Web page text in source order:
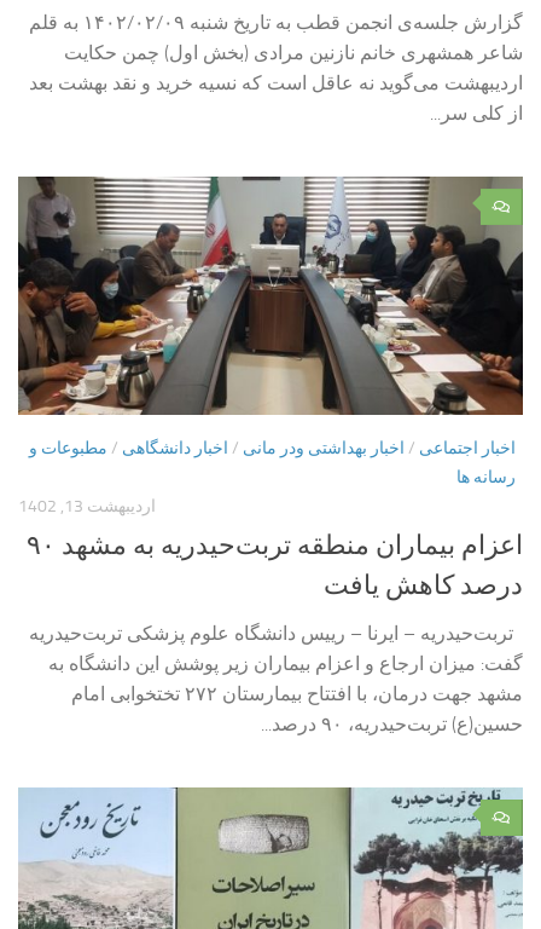
گزارش جلسه‌ی انجمن قطب به تاریخ شنبه ۱۴۰۲/۰۲/۰۹ به قلم
شاعر همشهری خانم نازنین مرادی (بخش اول) چمن حکایت
اردیبهشت می‌گوید نه عاقل است که نسیه خرید و نقد بهشت بعد
از کلی سر...
۰
اخبار اجتماعی / اخبار بهداشتی ودر مانی / اخبار دانشگاهی / مطبوعات و
رسانه ها
اردیبهشت 13, 1402
اعزام بیماران منطقه تربت‌حیدریه به مشهد ۹۰
درصد کاهش یافت
تربت‌حیدریه – ایرنا – رییس دانشگاه علوم پزشکی تربت‌حیدریه
گفت: میزان ارجاع و اعزام بیماران زیر پوشش این دانشگاه به
مشهد جهت درمان، با افتتاح بیمارستان ۲۷۲ تختخوابی امام
حسین(ع) تربت‌حیدریه، ۹۰ درصد...
۰